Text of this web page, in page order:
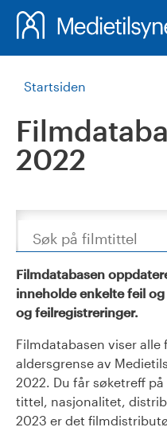
Startsiden
2022
Søk
Filmdatabasen
inneholde enkelte feil
og feilregistreringer.
Filmdatabasen viser
aldersgrense av
2022. Du får søketreff
tittel, nasjonalitet,
2023 er det